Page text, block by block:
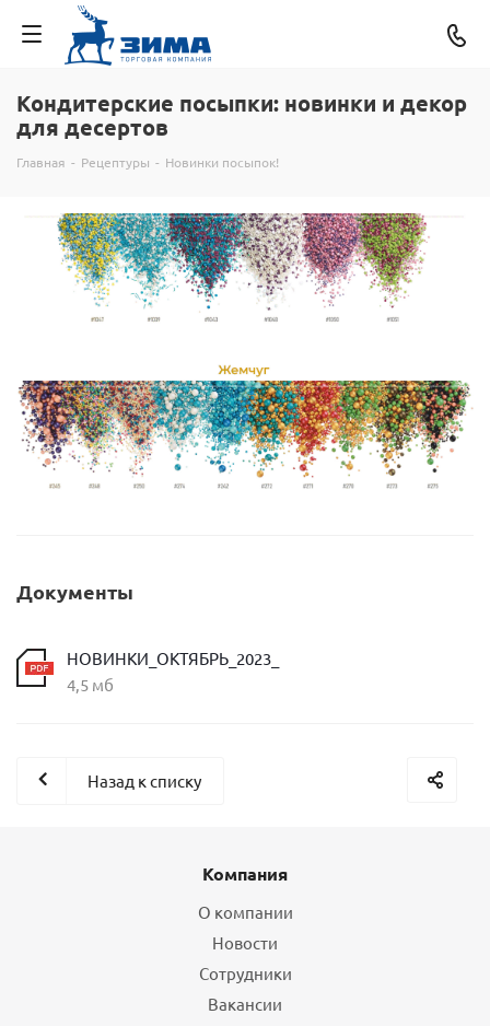
Кондитерские посыпки: новинки и декор
для десертов
Главная - Рецептуры - Новинки посыпок!
Документы
НОВИНКИ_ОКТЯБРЬ_2023_
4,5 мб
Назад к списку
Компания
О компании
Новости
Сотрудники
Вакансии